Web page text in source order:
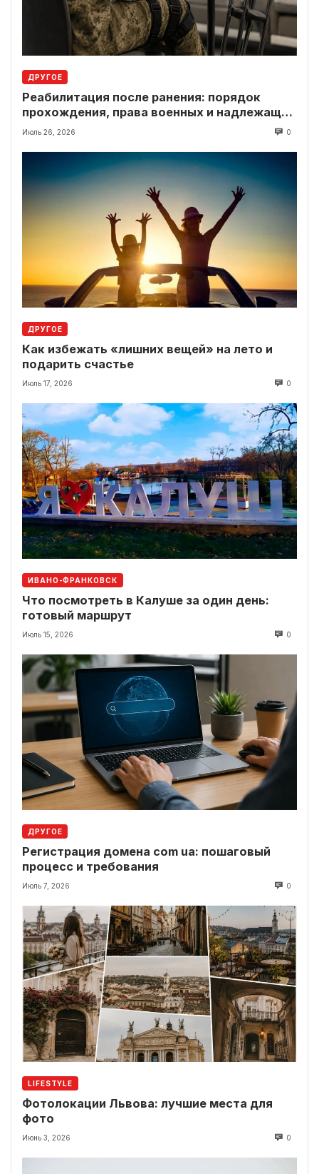
ДРУГОЕ
Реабилитация после ранения: порядок
прохождения, права военных и надлежащие
выплаты
Июль 26, 2026 0
ДРУГОЕ
Как избежать «лишних вещей» на лето и
подарить счастье
Июль 17, 2026 0
ИВАНО-ФРАНКОВСК
Что посмотреть в Калуше за один день:
готовый маршрут
Июль 15, 2026 0
ДРУГОЕ
Регистрация домена com ua: пошаговый
процесс и требования
Июль 7, 2026 0
LIFESTYLE
Фотолокации Львова: лучшие места для
фото
Июнь 3, 2026 0